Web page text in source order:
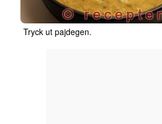
Tryck ut pajdegen.